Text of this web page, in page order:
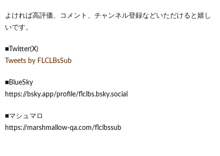
よければ高評価、コメント、チャンネル登録などいただけると嬉し
いです。
■Twitter(X)
Tweets by FLCLBsSub
■BlueSky
https://bsky.app/profile/flclbs.bsky.social
■マシュマロ
https://marshmallow-qa.com/flclbssub